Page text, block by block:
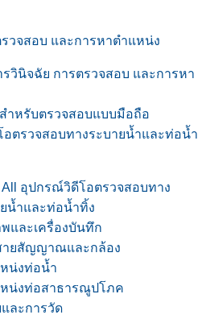
วจสอบ และการหาตำแหน่ง
รวินิจฉัย การตรวจสอบ และการหา
ำหรับตรวจสอบแบบมือถือ
ตรวจสอบทางระบายน้ำและท่อน้ำ
All อุปกรณ์วิดีโอตรวจสอบทาง
น้ำและท่อน้ำทิ้ง
และเครื่องบันทึก
ายสัญญาณและกล้อง
น่งท่อน้ำ
น่งท่อสาธารณูปโภค
ละการวัด